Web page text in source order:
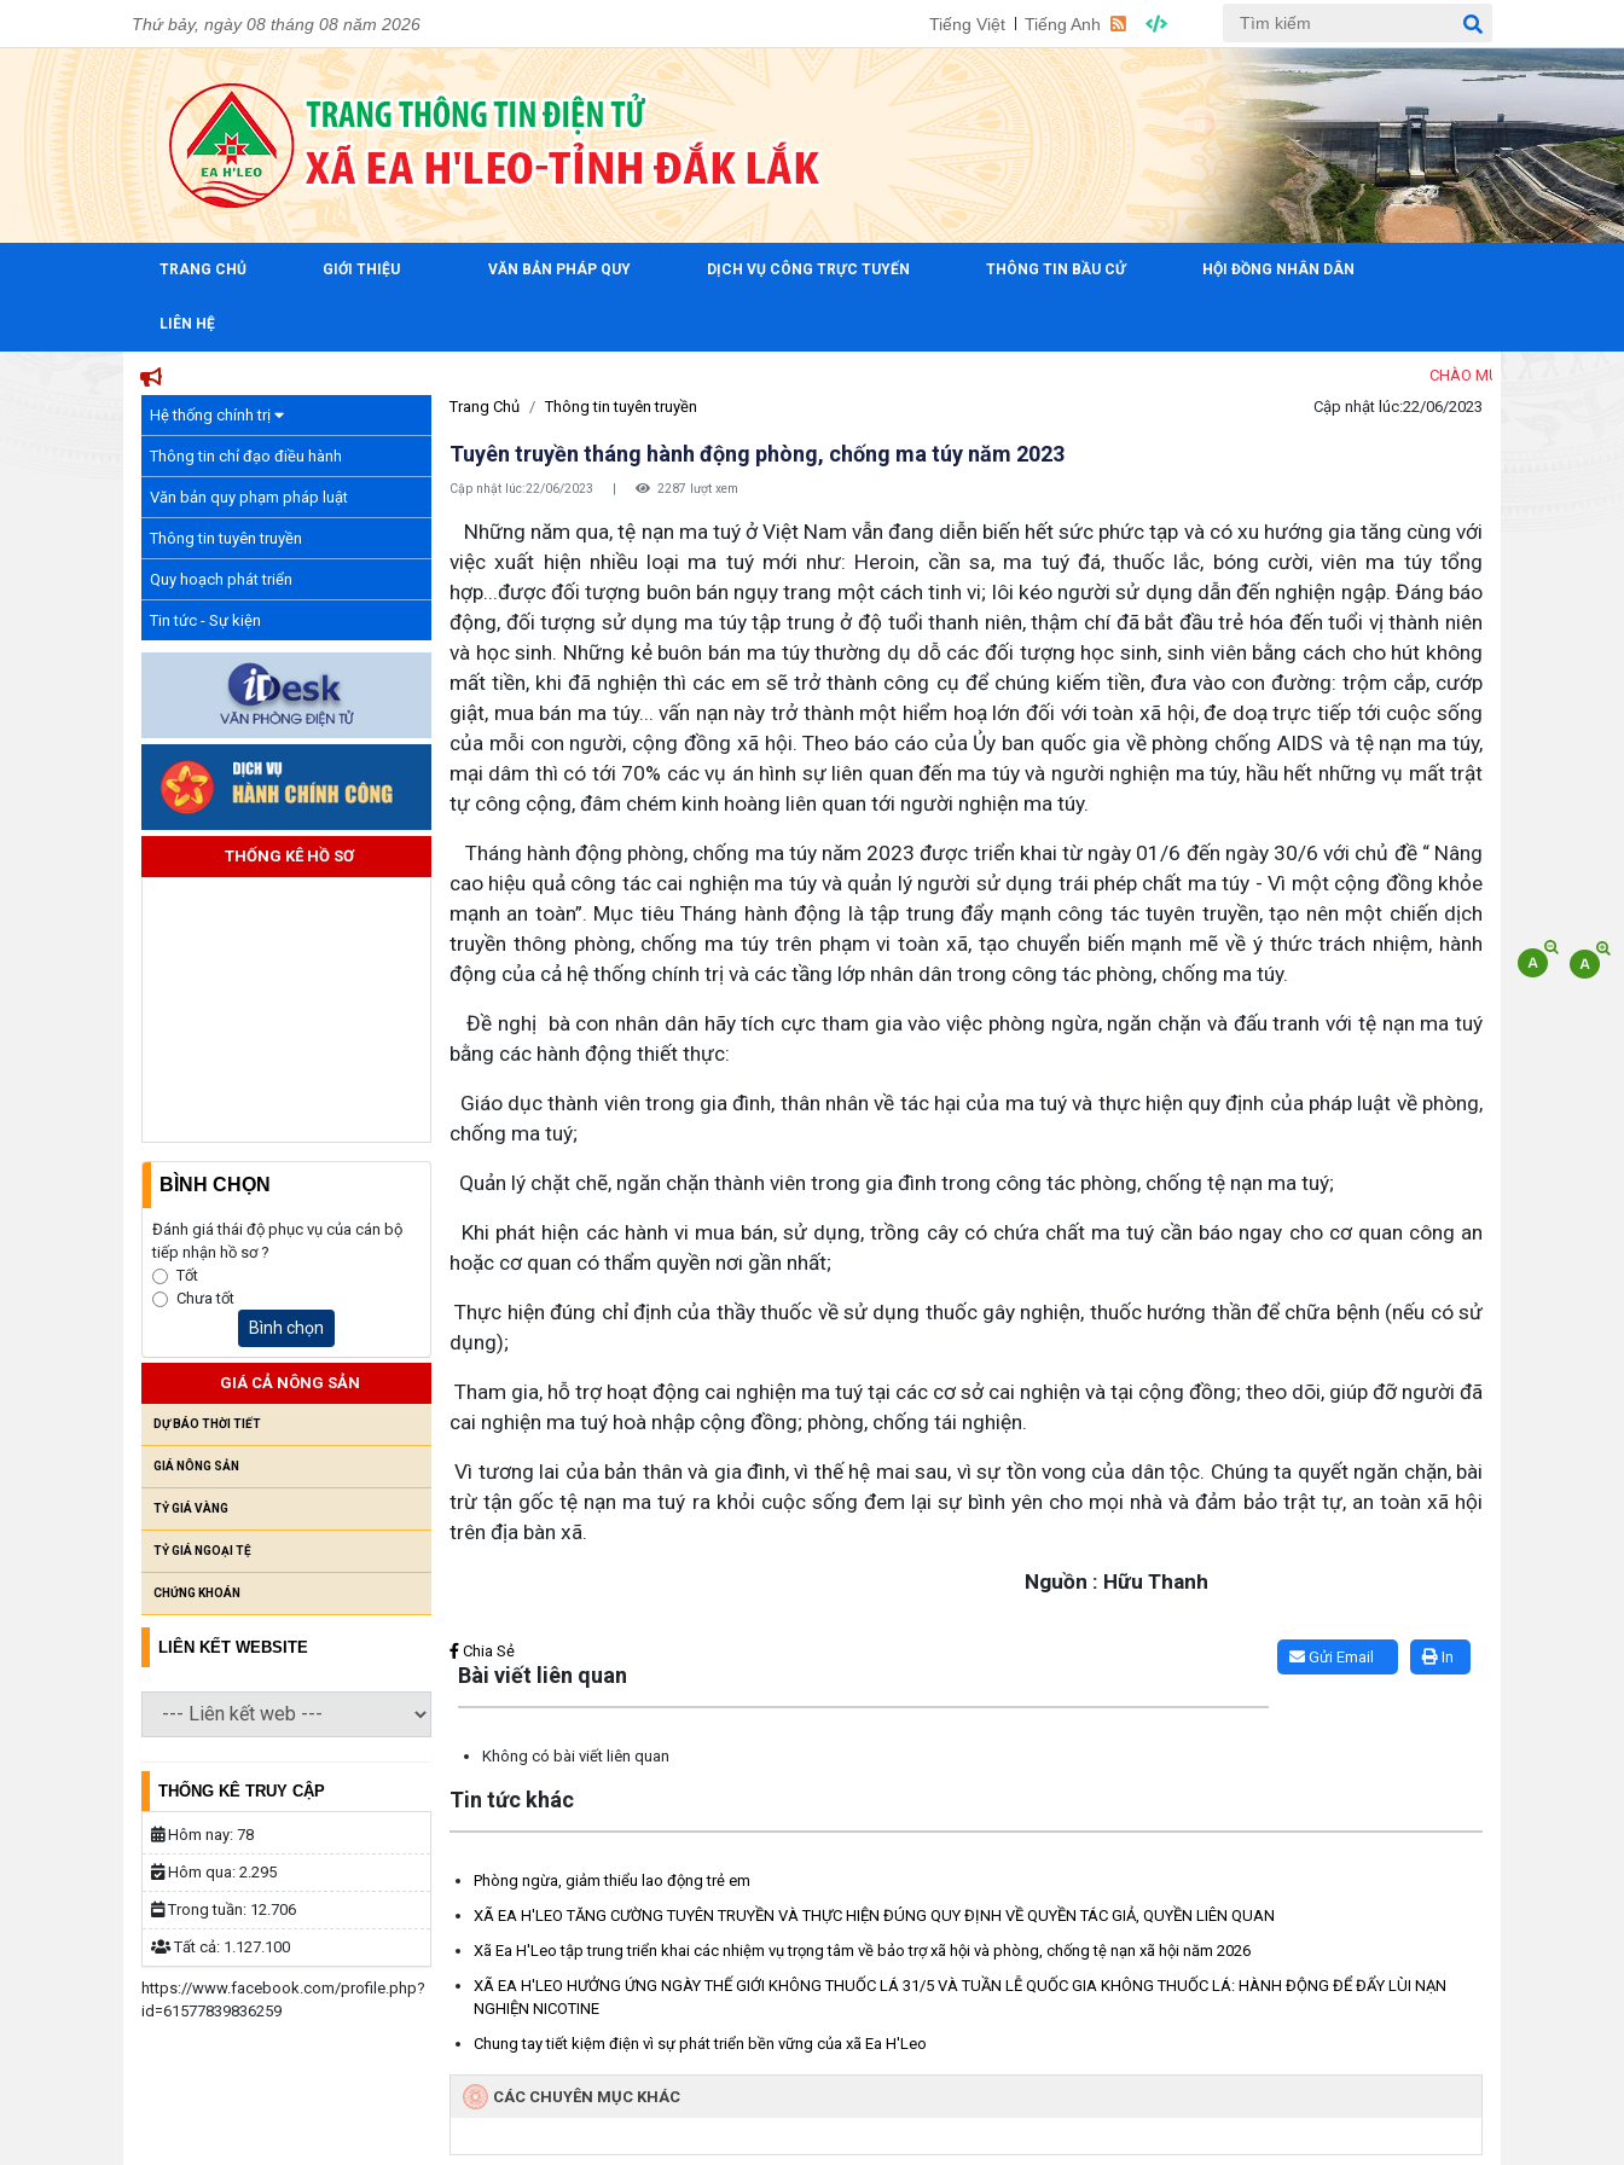
Thứ bảy, ngày 08 tháng 08 năm 2026 Tiếng Việt Tiếng Anh
TRANG CHỦ GIỚI THIỆU VĂN BẢN PHÁP QUY DỊCH VỤ CÔNG TRỰC TUYẾN THÔNG TIN BẦU CỬ HỘI ĐỒNG NHÂN DÂN
LIÊN HỆ
CHÀO MỪNG ĐẾN VỚI TRANG
Hệ thống chính trị
Thông tin chỉ đạo điều hành
Văn bản quy phạm pháp luật
Thông tin tuyên truyền
Quy hoạch phát triển
Tin tức - Sự kiện
THỐNG KÊ HỒ SƠ
BÌNH CHỌN
Đánh giá thái độ phục vụ của cán bộ
tiếp nhận hồ sơ ?
Tốt
Chưa tốt
Bình chọn
GIÁ CẢ NÔNG SẢN
DỰ BÁO THỜI TIẾT
GIÁ NÔNG SẢN
TỶ GIÁ VÀNG
TỶ GIÁ NGOẠI TỆ
CHỨNG KHOÁN
LIÊN KẾT WEBSITE
THỐNG KÊ TRUY CẬP
Hôm nay: 78
Hôm qua: 2.295
Trong tuần: 12.706
Tất cả: 1.127.100
https://www.facebook.com/profile.php?
id=61577839836259
Trang Chủ Thông tin tuyên truyền Cập nhật lúc:22/06/2023
Tuyên truyền tháng hành động phòng, chống ma túy năm 2023
Cập nhật lúc:22/06/2023 | 2287 lượt xem
Những năm qua, tệ nạn ma tuý ở Việt Nam vẫn đang diễn biến hết sức phức tạp và có xu hướng gia tăng cùng với
việc xuất hiện nhiều loại ma tuý mới như: Heroin, cần sa, ma tuý đá, thuốc lắc, bóng cười, viên ma túy tổng
hợp...được đối tượng buôn bán ngụy trang một cách tinh vi; lôi kéo người sử dụng dẫn đến nghiện ngập. Đáng báo
động, đối tượng sử dụng ma túy tập trung ở độ tuổi thanh niên, thậm chí đã bắt đầu trẻ hóa đến tuổi vị thành niên
và học sinh. Những kẻ buôn bán ma túy thường dụ dỗ các đối tượng học sinh, sinh viên bằng cách cho hút không
mất tiền, khi đã nghiện thì các em sẽ trở thành công cụ để chúng kiếm tiền, đưa vào con đường: trộm cắp, cướp
giật, mua bán ma túy... vấn nạn này trở thành một hiểm hoạ lớn đối với toàn xã hội, đe doạ trực tiếp tới cuộc sống
của mỗi con người, cộng đồng xã hội. Theo báo cáo của Ủy ban quốc gia về phòng chống AIDS và tệ nạn ma túy,
mại dâm thì có tới 70% các vụ án hình sự liên quan đến ma túy và người nghiện ma túy, hầu hết những vụ mất trật
tự công cộng, đâm chém kinh hoàng liên quan tới người nghiện ma túy.
Tháng hành động phòng, chống ma túy năm 2023 được triển khai từ ngày 01/6 đến ngày 30/6 với chủ đề “ Nâng
cao hiệu quả công tác cai nghiện ma túy và quản lý người sử dụng trái phép chất ma túy - Vì một cộng đồng khỏe
mạnh an toàn”. Mục tiêu Tháng hành động là tập trung đẩy mạnh công tác tuyên truyền, tạo nên một chiến dịch
truyền thông phòng, chống ma túy trên phạm vi toàn xã, tạo chuyển biến mạnh mẽ về ý thức trách nhiệm, hành
động của cả hệ thống chính trị và các tầng lớp nhân dân trong công tác phòng, chống ma túy.
Đề nghị bà con nhân dân hãy tích cực tham gia vào việc phòng ngừa, ngăn chặn và đấu tranh với tệ nạn ma tuý
bằng các hành động thiết thực:
Giáo dục thành viên trong gia đình, thân nhân về tác hại của ma tuý và thực hiện quy định của pháp luật về phòng,
chống ma tuý;
Quản lý chặt chẽ, ngăn chặn thành viên trong gia đình trong công tác phòng, chống tệ nạn ma tuý;
Khi phát hiện các hành vi mua bán, sử dụng, trồng cây có chứa chất ma tuý cần báo ngay cho cơ quan công an
hoặc cơ quan có thẩm quyền nơi gần nhất;
Thực hiện đúng chỉ định của thầy thuốc về sử dụng thuốc gây nghiện, thuốc hướng thần để chữa bệnh (nếu có sử
dụng);
Tham gia, hỗ trợ hoạt động cai nghiện ma tuý tại các cơ sở cai nghiện và tại cộng đồng; theo dõi, giúp đỡ người đã
cai nghiện ma tuý hoà nhập cộng đồng; phòng, chống tái nghiện.
Vì tương lai của bản thân và gia đình, vì thế hệ mai sau, vì sự tồn vong của dân tộc. Chúng ta quyết ngăn chặn, bài
trừ tận gốc tệ nạn ma tuý ra khỏi cuộc sống đem lại sự bình yên cho mọi nhà và đảm bảo trật tự, an toàn xã hội
trên địa bàn xã.
Nguồn : Hữu Thanh
In
Gửi Email
Chia Sẻ
Bài viết liên quan
Không có bài viết liên quan
Tin tức khác
Phòng ngừa, giảm thiểu lao động trẻ em
XÃ EA H'LEO TĂNG CƯỜNG TUYÊN TRUYỀN VÀ THỰC HIỆN ĐÚNG QUY ĐỊNH VỀ QUYỀN TÁC GIẢ, QUYỀN LIÊN QUAN
Xã Ea H'Leo tập trung triển khai các nhiệm vụ trọng tâm về bảo trợ xã hội và phòng, chống tệ nạn xã hội năm 2026
XÃ EA H'LEO HƯỞNG ỨNG NGÀY THẾ GIỚI KHÔNG THUỐC LÁ 31/5 VÀ TUẦN LỄ QUỐC GIA KHÔNG THUỐC LÁ: HÀNH ĐỘNG ĐỂ ĐẨY LÙI NẠN
NGHIỆN NICOTINE
Chung tay tiết kiệm điện vì sự phát triển bền vững của xã Ea H'Leo
CÁC CHUYÊN MỤC KHÁC